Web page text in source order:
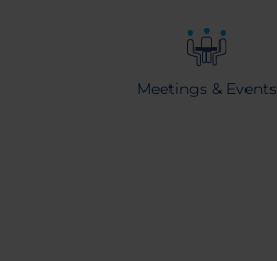
Meetings & Events